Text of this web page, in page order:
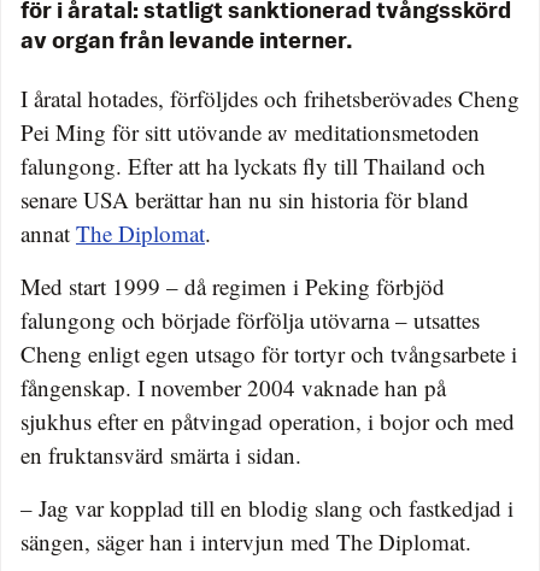
för i åratal: statligt sanktionerad tvångsskörd
av organ från levande interner.
I åratal hotades, förföljdes och frihetsberövades Cheng
Pei Ming för sitt utövande av meditationsmetoden
falungong. Efter att ha lyckats fly till Thailand och
senare USA berättar han nu sin historia för bland
annat The Diplomat.
Med start 1999 – då regimen i Peking förbjöd
falungong och började förfölja utövarna – utsattes
Cheng enligt egen utsago för tortyr och tvångsarbete i
fångenskap. I november 2004 vaknade han på
sjukhus efter en påtvingad operation, i bojor och med
en fruktansvärd smärta i sidan.
– Jag var kopplad till en blodig slang och fastkedjad i
sängen, säger han i intervjun med The Diplomat.